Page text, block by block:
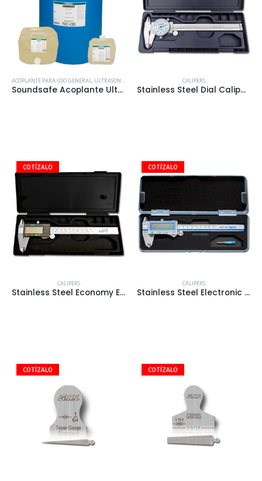
ACOPLANTE PARA USO GENERAL, ULTRASONIDO
Soundsafe Acoplante Ultrasónico de Alto Rendimiento
CALIPERS
Stainless Steel Dial Caliper Cat # IG100-020
CALIPERS
Stainless Steel Economy Electronic Caliper
CALIPERS
Stainless Steel Electronic Caliper Cat # IG100-700-B06